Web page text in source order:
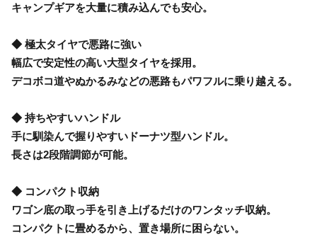
キャンプギアを大量に積み込んでも安心。
◆ 極太タイヤで悪路に強い
幅広で安定性の高い大型タイヤを採用。
デコボコ道やぬかるみなどの悪路もパワフルに乗り越える。
◆ 持ちやすいハンドル
手に馴染んで握りやすいドーナツ型ハンドル。
長さは2段階調節が可能。
◆ コンパクト収納
ワゴン底の取っ手を引き上げるだけのワンタッチ収納。
コンパクトに畳めるから、置き場所に困らない。